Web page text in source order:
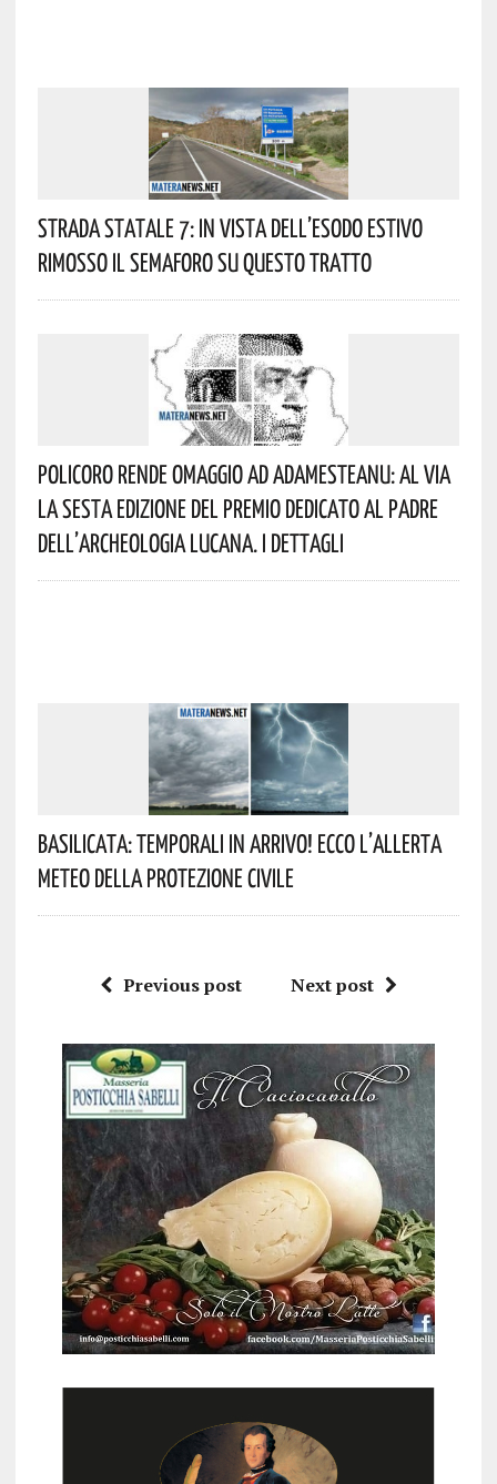
Strada Statale 7: In Vista Dell’esodo Estivo
Rimosso Il Semaforo Su Questo Tratto
Policoro Rende Omaggio Ad Adamesteanu: Al Via
La Sesta Edizione Del Premio Dedicato Al Padre
Dell’archeologia Lucana. I Dettagli
Basilicata: Temporali In Arrivo! Ecco L’allerta
Meteo Della Protezione Civile
Previous post Next post